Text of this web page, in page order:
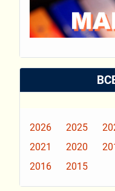
2026 2025
2021
2020
2016
2015